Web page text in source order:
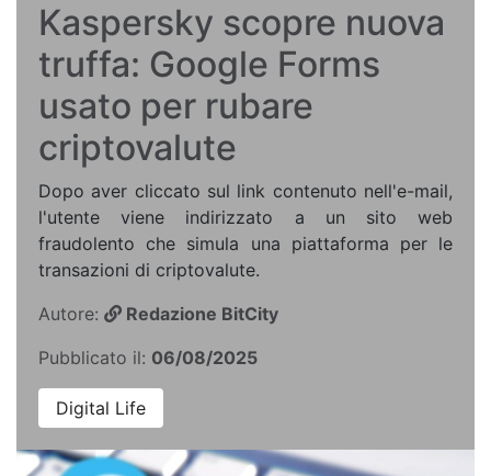
Kaspersky scopre nuova
truffa: Google Forms
usato per rubare
criptovalute
Dopo aver cliccato sul link contenuto nell'e-mail,
l'utente viene indirizzato a un sito web
fraudolento che simula una piattaforma per le
transazioni di criptovalute.
Autore:
Redazione BitCity
Pubblicato il: 06/08/2025
Digital Life